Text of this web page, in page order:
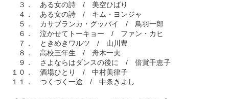
３． ある女の詩 / 美空ひばり
４． ある女の詩 / キム・ヨンジャ
５． カサブランカ・グッバイ / 鳥羽一郎
６． 泣かせてトーキョー / ファン・カヒ
７． ときめきワルツ / 山川豊
８． 高校三年生 / 舟木一夫
９． さよならはダンスの後に / 倍賞千恵子
１０． 酒場ひとり / 中村美律子
１１． つくづく一途 / 中条きよし